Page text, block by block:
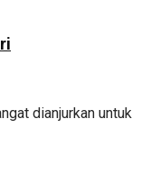
dianjurkan untuk